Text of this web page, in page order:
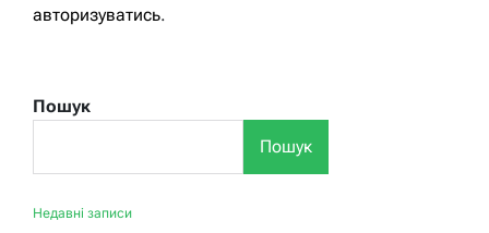
авторизуватись.
Пошук
Пошук
Недавні записи